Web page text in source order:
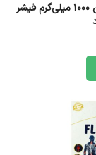
قرص ال آرژینین 1000 میلی‌گرم فیشر